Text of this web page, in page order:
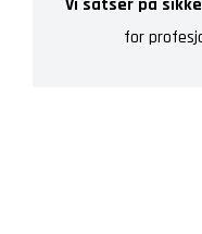
Vi satser på
for